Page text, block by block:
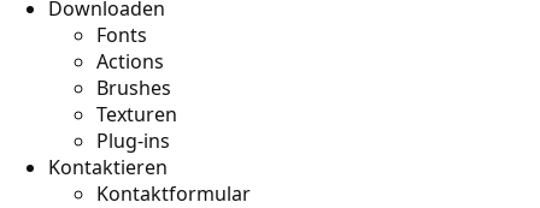
Downloaden
Fonts
Actions
Brushes
Texturen
Plug-ins
Kontaktieren
Kontaktformular